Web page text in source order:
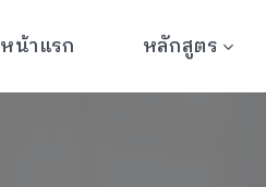
หน้าแรก หลักสูตร